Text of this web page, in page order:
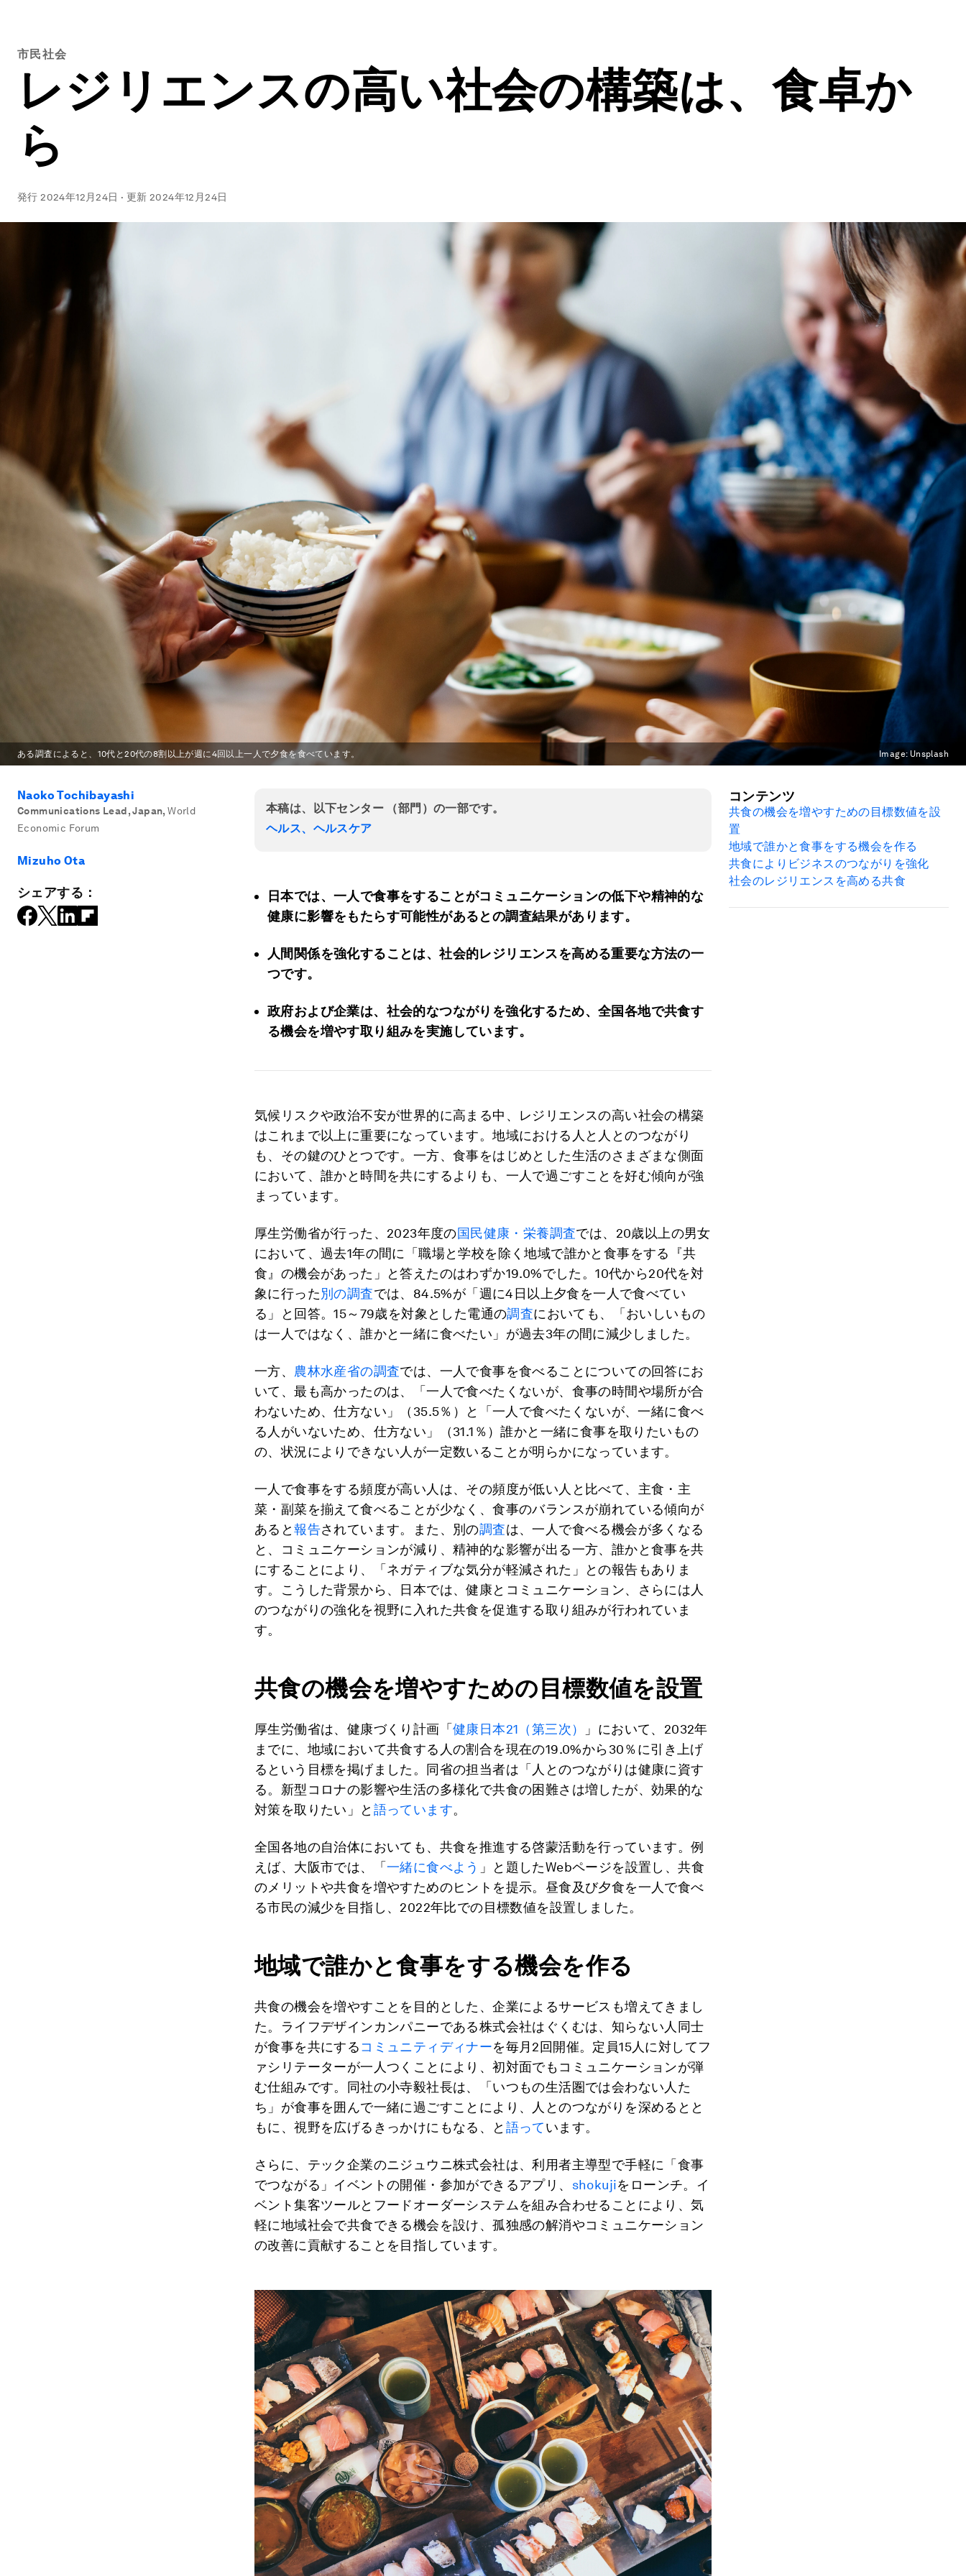
市民社会
レジリエンスの高い社会の構築は、食卓か
ら
発行2024年12月24日 · 更新2024年12月24日
ある調査によると、10代と20代の8割以上が週に4回以上一人で夕食を食べています。 Image: Unsplash
Naoko Tochibayashi
Communications Lead, Japan, World
Economic Forum
Mizuho Ota
シェアする：
本稿は、以下センター （部門）の一部です。
ヘルス、ヘルスケア
日本では、一人で食事をすることがコミュニケーションの低下や精神的な
健康に影響をもたらす可能性があるとの調査結果があります。
人間関係を強化することは、社会的レジリエンスを高める重要な方法の一
つです。
政府および企業は、社会的なつながりを強化するため、全国各地で共食す
る機会を増やす取り組みを実施しています。
気候リスクや政治不安が世界的に高まる中、レジリエンスの高い社会の構築
はこれまで以上に重要になっています。地域における人と人とのつながり
も、その鍵のひとつです。一方、食事をはじめとした生活のさまざまな側面
において、誰かと時間を共にするよりも、一人で過ごすことを好む傾向が強
まっています。
厚生労働省が行った、2023年度の国民健康・栄養調査では、20歳以上の男女
において、過去1年の間に「職場と学校を除く地域で誰かと食事をする『共
食』の機会があった」と答えたのはわずか19.0%でした。10代から20代を対
象に行った別の調査では、84.5%が「週に4日以上夕食を一人で食べてい
る」と回答。15～79歳を対象とした電通の調査においても、「おいしいもの
は一人ではなく、誰かと一緒に食べたい」が過去3年の間に減少しました。
一方、 農林水産省の調査では、一人で食事を食べることについての回答にお
いて、最も高かったのは、「一人で食べたくないが、食事の時間や場所が合
わないため、仕方ない」（35.5％）と「一人で食べたくないが、一緒に食べ
る人がいないため、仕方ない」（31.1％）誰かと一緒に食事を取りたいもの
の、状況によりできない人が一定数いることが明らかになっています。
一人で食事をする頻度が高い人は、その頻度が低い人と比べて、主食・主
菜・副菜を揃えて食べることが少なく、食事のバランスが崩れている傾向が
あると報告されています。また、別の調査は、一人で食べる機会が多くなる
と、コミュニケーションが減り、精神的な影響が出る一方、誰かと食事を共
にすることにより、「ネガティブな気分が軽減された」との報告もありま
す。こうした背景から、日本では、健康とコミュニケーション、さらには人
のつながりの強化を視野に入れた共食を促進する取り組みが行われていま
す。
共食の機会を増やすための目標数値を設置
厚生労働省は、健康づくり計画「 健康日本21（第三次）
」において、2032年
までに、地域において共食する人の割合を現在の19.0%から30％に引き上げ
るという目標を掲げました。同省の担当者は「人とのつながりは健康に資す
る。新型コロナの影響や生活の多様化で共食の困難さは増したが、効果的な
対策を取りたい」と 語っています。
全国各地の自治体においても、共食を推進する啓蒙活動を行っています。例
えば、大阪市では、「 一緒に食べよう 」と題したWebページを設置し、共食
のメリットや共食を増やすためのヒントを提示。昼食及び夕食を一人で食べ
る市民の減少を目指し、2022年比での目標数値を設置しました。
地域で誰かと食事をする機会を作る
共食の機会を増やすことを目的とした、企業によるサービスも増えてきまし
た。ライフデザインカンパニーである株式会社はぐくむは、知らない人同士
が食事を共にするコミュニティディナーを毎月2回開催。定員15人に対してフ
ァシリテーターが一人つくことにより、初対面でもコミュニケーションが弾
む仕組みです。同社の小寺毅社長は、「いつもの生活圏では会わない人た
ち」が食事を囲んで一緒に過ごすことにより、人とのつながりを深めるとと
もに、視野を広げるきっかけにもなる、と 語っています。
さらに、テック企業のニジュウニ株式会社は、利用者主導型で手軽に「食事
でつながる」イベントの開催・参加ができるアプリ、 shokujiをローンチ。イ
ベント集客ツールとフードオーダーシステムを組み合わせることにより、気
軽に地域社会で共食できる機会を設け、孤独感の解消やコミュニケーション
の改善に貢献することを目指しています。
コンテンツ
共食の機会を増やすための目標数値を設
置
地域で誰かと食事をする機会を作る
共食によりビジネスのつながりを強化
社会のレジリエンスを高める共食